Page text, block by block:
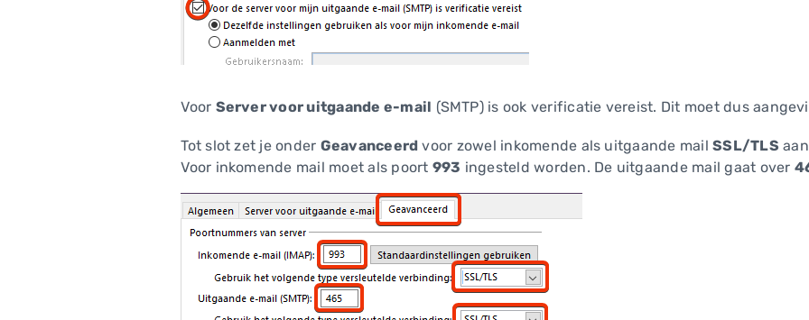
Voor Server voor uitgaande e-mail (SMTP) is ook verificatie vereist. Dit moet dus
Tot slot zet je onder Geavanceerd voor zowel inkomende als uitgaande mailSSL/TLS
Voor inkomende mail moet als poort 993 ingesteld worden. De uitgaande mail gaat over